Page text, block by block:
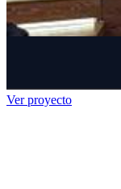
Ver proyecto